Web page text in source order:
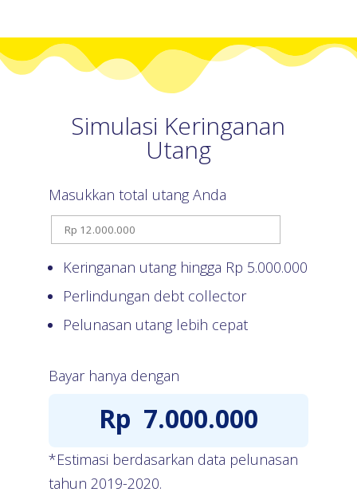
Simulasi Keringanan
Utang
Masukkan total utang Anda
Keringanan utang hingga Rp 5.000.000
Perlindungan debt collector
Pelunasan utang lebih cepat
Bayar hanya dengan
Rp 7.000.000
*Estimasi berdasarkan data pelunasan
tahun 2019-2020.